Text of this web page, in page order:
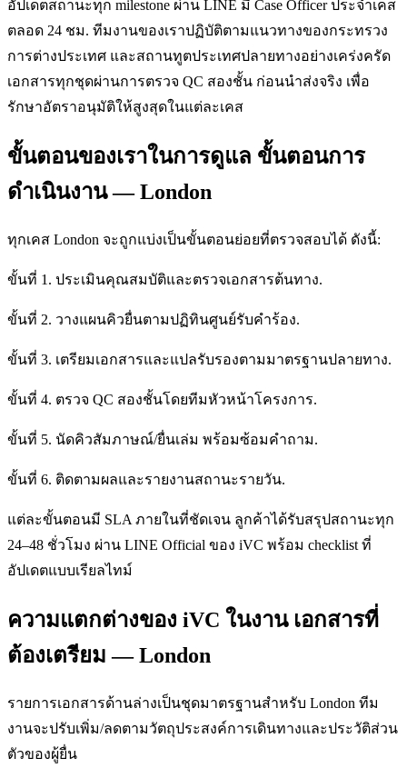
อัปเดตสถานะทุก milestone ผ่าน LINE มี Case Officer ประจำเคส
ตลอด 24 ชม. ทีมงานของเราปฏิบัติตามแนวทางของกระทรวง
การต่างประเทศ และสถานทูตประเทศปลายทางอย่างเคร่งครัด
เอกสารทุกชุดผ่านการตรวจ QC สองชั้น ก่อนนำส่งจริง เพื่อ
รักษาอัตราอนุมัติให้สูงสุดในแต่ละเคส
ขั้นตอนของเราในการดูแล ขั้นตอนการ
ดำเนินงาน — London
ทุกเคส London จะถูกแบ่งเป็นขั้นตอนย่อยที่ตรวจสอบได้ ดังนี้:
ขั้นที่ 1. ประเมินคุณสมบัติและตรวจเอกสารต้นทาง.
ขั้นที่ 2. วางแผนคิวยื่นตามปฏิทินศูนย์รับคำร้อง.
ขั้นที่ 3. เตรียมเอกสารและแปลรับรองตามมาตรฐานปลายทาง.
ขั้นที่ 4. ตรวจ QC สองชั้นโดยทีมหัวหน้าโครงการ.
ขั้นที่ 5. นัดคิวสัมภาษณ์/ยื่นเล่ม พร้อมซ้อมคำถาม.
ขั้นที่ 6. ติดตามผลและรายงานสถานะรายวัน.
แต่ละขั้นตอนมี SLA ภายในที่ชัดเจน ลูกค้าได้รับสรุปสถานะทุก
24–48 ชั่วโมง ผ่าน LINE Official ของ iVC พร้อม checklist ที่
อัปเดตแบบเรียลไทม์
ความแตกต่างของ iVC ในงาน เอกสารที่
ต้องเตรียม — London
รายการเอกสารด้านล่างเป็นชุดมาตรฐานสำหรับ London ทีม
งานจะปรับเพิ่ม/ลดตามวัตถุประสงค์การเดินทางและประวัติส่วน
ตัวของผู้ยื่น